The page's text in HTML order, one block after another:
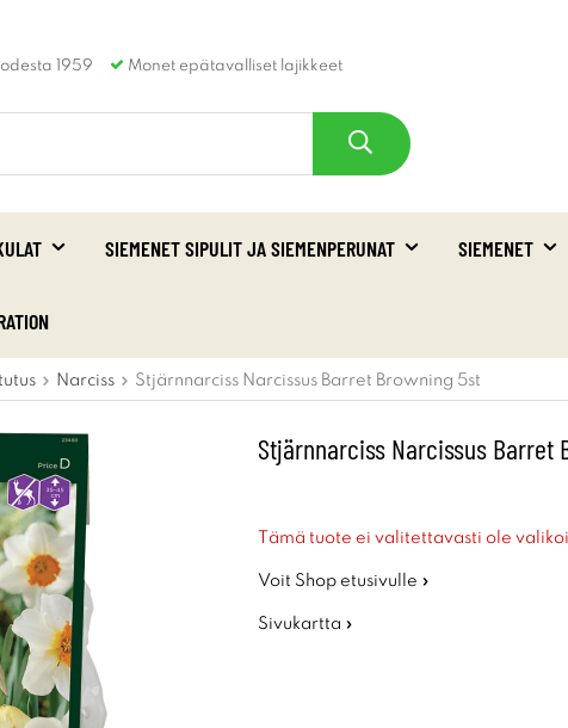
1959 Monet epätavalliset lajikkeet
SIEMENET SIPULIT JA SIEMENPERUNAT SIEMENET
Narciss Stjärnnarciss Narcissus Barret Browning 5st
Stjärnnarciss Narcissus Barret
Tämä tuote ei valitettavasti ole
Voit Shop etusivulle »
Sivukartta »